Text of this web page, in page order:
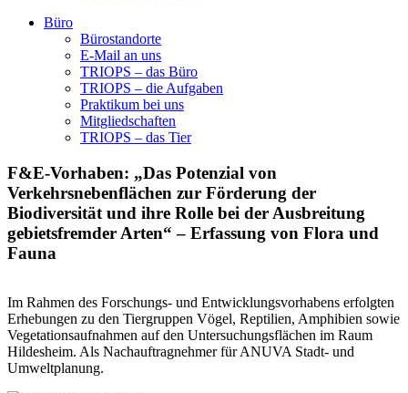
Büro
Bürostandorte
E-Mail an uns
TRIOPS – das Büro
TRIOPS – die Aufgaben
Praktikum bei uns
Mitgliedschaften
TRIOPS – das Tier
F&E-Vorhaben: „Das Potenzial von
Verkehrsnebenflächen zur Förderung der
Biodiversität und ihre Rolle bei der Ausbreitung
gebietsfremder Arten“ – Erfassung von Flora und
Fauna
Im Rahmen des Forschungs- und Entwicklungsvorhabens erfolgten
Erhebungen zu den Tiergruppen Vögel, Reptilien, Amphibien sowie
Vegetationsaufnahmen auf den Untersuchungsflächen im Raum
Hildesheim. Als Nachauftragnehmer für ANUVA Stadt- und
Umweltplanung.